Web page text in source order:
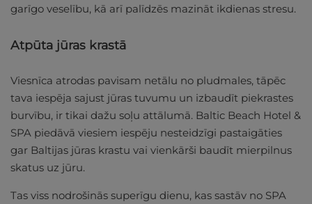
garīgo veselību, kā arī palīdzēs mazināt ikdienas stresu.
Atpūta jūras krastā
Viesnīca atrodas pavisam netālu no pludmales, tāpēc
tava iespēja sajust jūras tuvumu un izbaudīt piekrastes
burvību, ir tikai dažu soļu attālumā. Baltic Beach Hotel &
SPA piedāvā viesiem iespēju nesteidzīgi pastaigāties
gar Baltijas jūras krastu vai vienkārši baudīt mierpilnus
skatus uz jūru.
Tas viss nodrošinās superīgu dienu, kas sastāv no SPA